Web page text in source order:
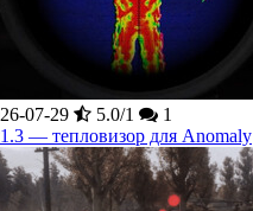
07-29 5.0/1
1
— тепловизор для Anomaly